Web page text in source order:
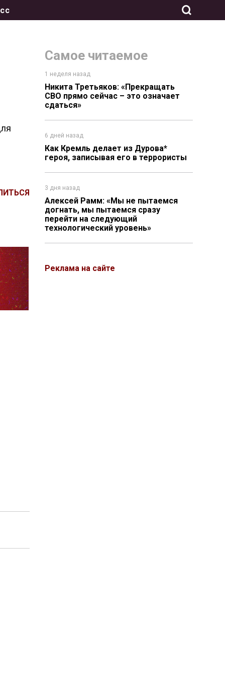
Самое читаемое
1 неделя назад
Никита Третьяков: «Прекращать
СВО прямо сейчас – это означает
сдаться»
6 дней назад
Как Кремль делает из Дурова*
героя, записывая его в террористы
3 дня назад
Алексей Рамм: «Мы не пытаемся
догнать, мы пытаемся сразу
перейти на следующий
технологический уровень»
Реклама на сайте